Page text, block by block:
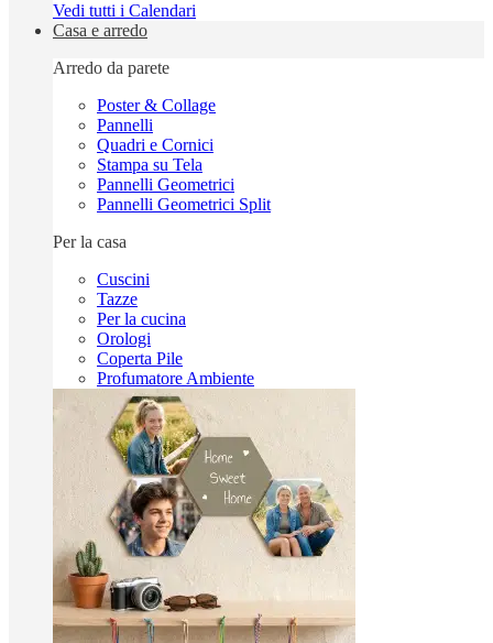
Vedi tutti i Calendari
Casa e arredo
Arredo da parete
Poster & Collage
Pannelli
Quadri e Cornici
Stampa su Tela
Pannelli Geometrici
Pannelli Geometrici Split
Per la casa
Cuscini
Tazze
Per la cucina
Orologi
Coperta Pile
Profumatore Ambiente